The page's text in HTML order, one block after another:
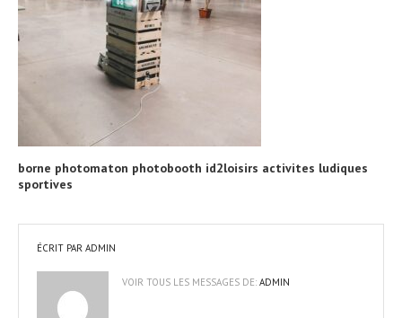
borne photomaton photobooth id2loisirs activites ludiques
sportives
ÉCRIT PAR ADMIN
VOIR TOUS LES MESSAGES DE: ADMIN